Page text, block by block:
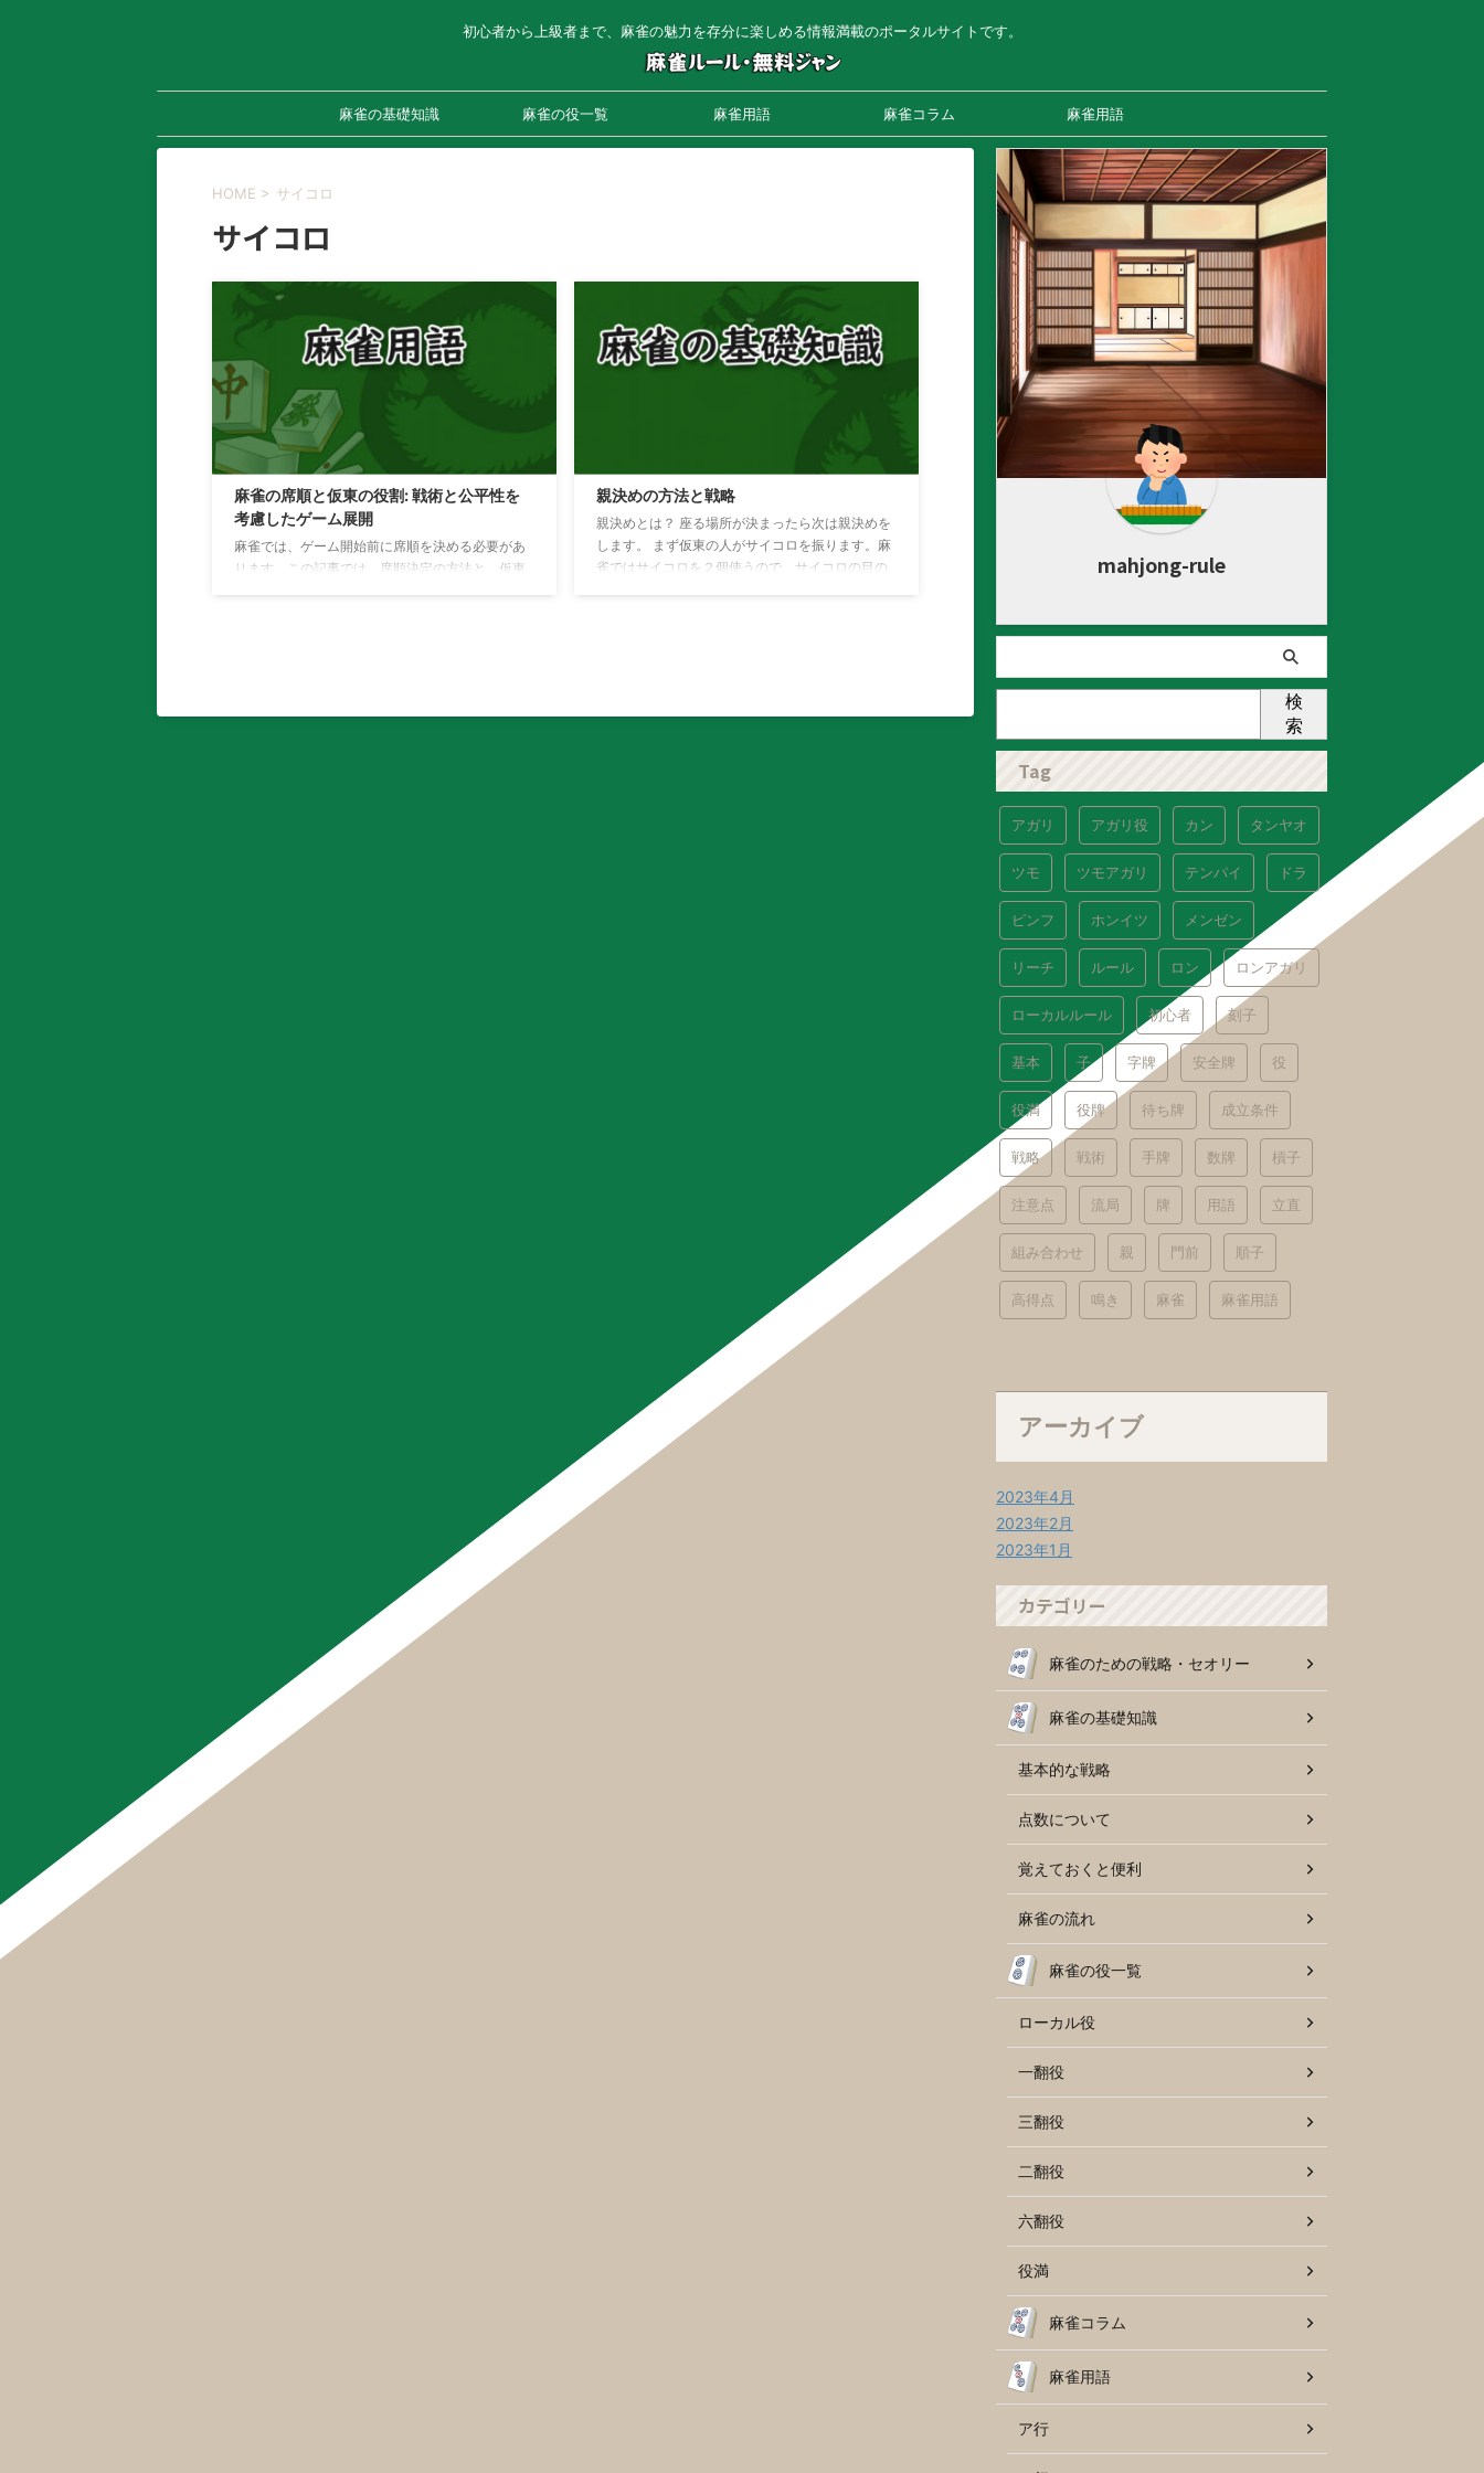
初心者から上級者まで、麻雀の魅力を存分に楽しめる情報満載のポータルサイトです。
麻雀の基礎知識 麻雀の役一覧 麻雀用語 麻雀コラム 麻雀用語
HOME > サイコロ
サイコロ
麻雀の席順と仮東の役割: 戦術と公平性を
考慮したゲーム展開
麻雀では、ゲーム開始前に席順を決める必要があ
ります。この記事では、席順決定の方法と、仮東
親決めの方法と戦略
親決めとは？ 座る場所が決まったら次は親決めを
します。 まず仮東の人がサイコロを振ります。麻
雀ではサイコロを２個使うので、サイコロの目の
す。２回目のサイコロを振った人から左回り（反
mahjong-rule
検
索
Tag
アガリ アガリ役 カン タンヤオ
ツモ ツモアガリ テンパイ ドラ
ピンフ ホンイツ メンゼン
リーチ ルール ロン ロンアガリ
ローカルルール 初心者 刻子
基本 子 字牌 安全牌 役
役満 役牌 待ち牌 成立条件
戦略 戦術 手牌 数牌 槓子
注意点 流局 牌 用語 立直
組み合わせ 親 門前 順子
高得点 鳴き 麻雀 麻雀用語
アーカイブ
2023年4月
2023年2月
2023年1月
カテゴリー
麻雀のための戦略・セオリー
麻雀の基礎知識
基本的な戦略
点数について
覚えておくと便利
麻雀の流れ
麻雀の役一覧
ローカル役
一翻役
三翻役
二翻役
六翻役
役満
麻雀コラム
麻雀用語
ア行